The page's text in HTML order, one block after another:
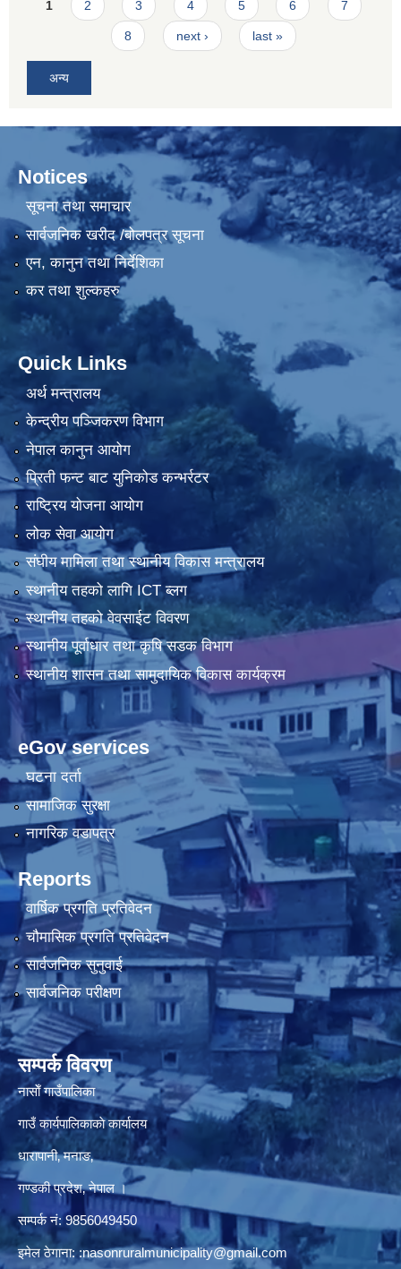
1 2 3 4 5 6 7
8 next › last »
अन्य
Notices
सूचना तथा समाचार
सार्वजनिक खरीद /बोलपत्र सूचना
एन, कानुन तथा निर्देशिका
कर तथा शुल्कहरु
Quick Links
अर्थ मन्त्रालय
केन्द्रीय पञ्जिकरण विभाग
नेपाल कानुन आयोग
प्रिती फन्ट बाट युनिकोड कन्भर्रटर
राष्ट्रिय योजना आयोग
लोक सेवा आयोग
संघीय मामिला तथा स्थानीय विकास मन्त्रालय
स्थानीय तहको लागि ICT ब्लग
स्थानीय तहको वेवसाईट विवरण
स्थानीय पूर्वाधार तथा कृषि सडक विभाग
स्थानीय शासन तथा सामुदायिक विकास कार्यक्रम
eGov services
घटना दर्ता
सामाजिक सुरक्षा
नागरिक वडापत्र
Reports
वार्षिक प्रगति प्रतिवेदन
चौमासिक प्रगति प्रतिवेदन
सार्वजनिक सुनुवाई
सार्वजनिक परीक्षण
सम्पर्क विवरण
नासाेँ गाउँपालिका
गाउँ कार्यपालिकाकाे कार्यालय
धारापानी‚ मनाङ‚
गण्डकी प्रदेश‚ नेपाल ।
सम्पर्क न‌ं‍: 9856049450
इमेल ठेगाना: :nasonruralmunicipality@gmail.com